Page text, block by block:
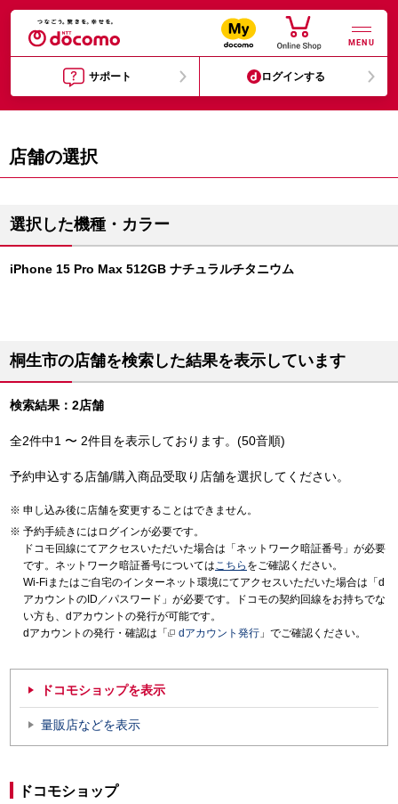
MENU
サポート ログインする
店舗の選択
選択した機種・カラー
iPhone 15 Pro Max 512GB ナチュラルチタニウム
桐生市の店舗を検索した結果を表示しています
検索結果：2店舗
全2件中1 〜 2件目を表示しております。(50音順)
予約申込する店舗/購入商品受取り店舗を選択してください。
申し込み後に店舗を変更することはできません。
予約手続きにはログインが必要です。
ドコモ回線にてアクセスいただいた場合は「ネットワーク暗証番号」が必要
です。ネットワーク暗証番号についてはこちら をご確認ください。
Wi-Fiまたはご自宅のインターネット環境にてアクセスいただいた場合は「d
アカウントのID／パスワード」が必要です。ドコモの契約回線をお持ちでな
い方も、dアカウントの発行が可能です。
dアカウントの発行・確認は「
dアカウント発行 」でご確認ください。
ドコモショップを表示
量販店などを表示
ドコモショップ